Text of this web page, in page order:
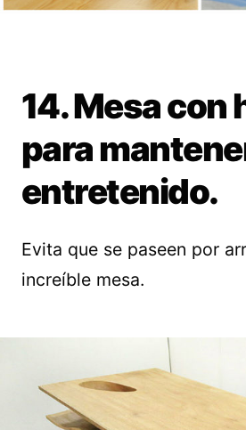
14. Mesa con
para
entretenido.
Evita que se paseen por
increíble mesa.